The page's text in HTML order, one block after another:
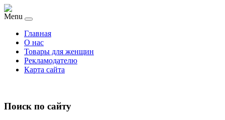
Menu
Главная
О нас
Товары для женщин
Рекламодателю
Карта сайта
Поиск по сайту